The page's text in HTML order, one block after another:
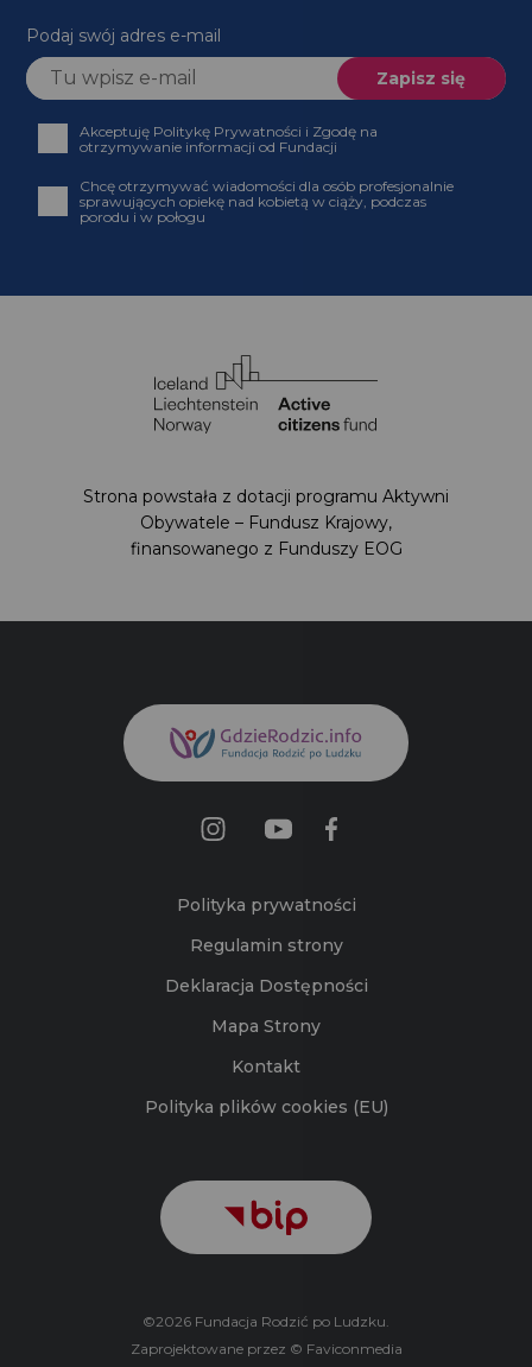
Podaj swój adres e-mail
Akceptuję Politykę Prywatności i Zgodę na
otrzymywanie informacji od Fundacji
Chcę otrzymywać wiadomości dla osób profesjonalnie
sprawujących opiekę nad kobietą w ciąży, podczas
porodu i w połogu
Strona powstała z dotacji programu Aktywni
Obywatele – Fundusz Krajowy,
finansowanego z Funduszy EOG
Polityka prywatności
Regulamin strony
Deklaracja Dostępności
Mapa Strony
Kontakt
Polityka plików cookies (EU)
©2026 Fundacja Rodzić po Ludzku.
Zaprojektowane przez © Faviconmedia